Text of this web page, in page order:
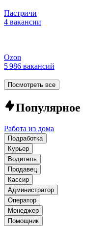
Пастричи
4 вакансии
Ozon
5 986 вакансий
Посмотреть все
Популярное
Работа из дома
Подработка
Курьер
Водитель
Продавец
Кассир
Администратор
Оператор
Менеджер
Помощник